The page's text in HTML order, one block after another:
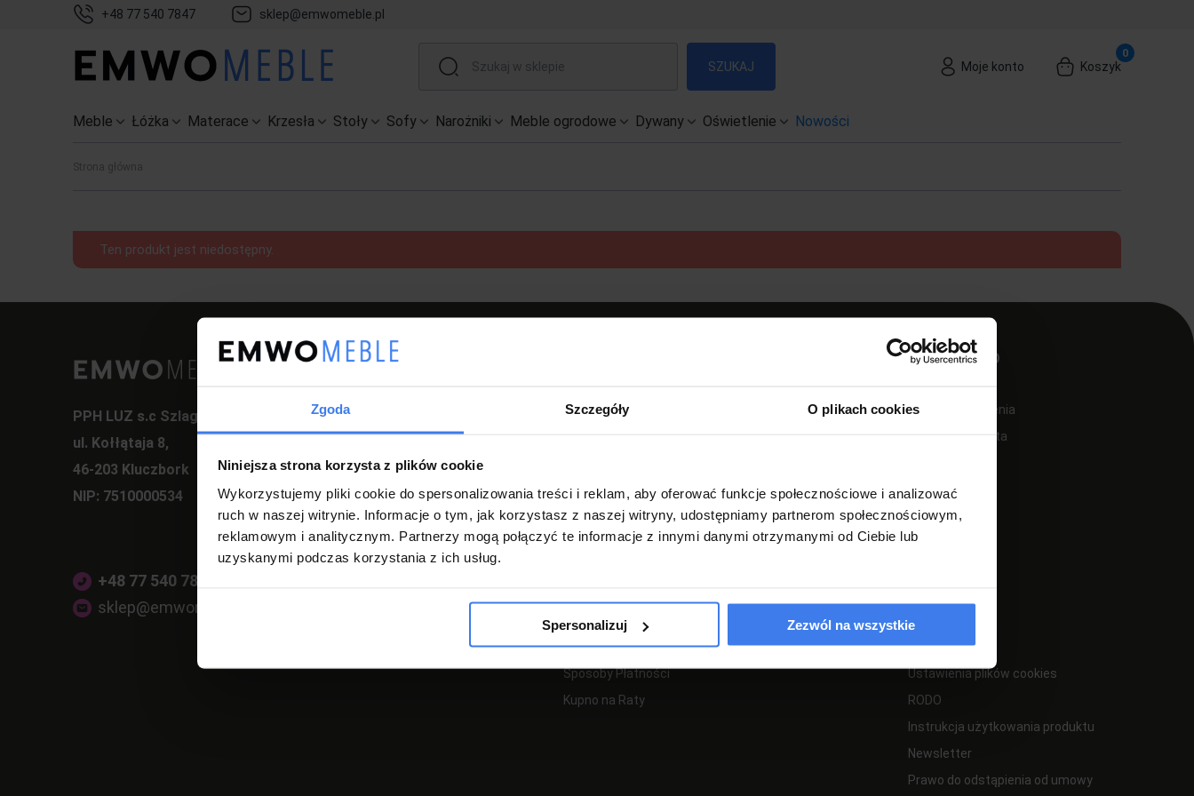
Zgoda Szczegóły O plikach cookies
Niniejsza strona korzysta z plików cookie
Wykorzystujemy pliki cookie do spersonalizowania treści i reklam, aby oferować funkcje społecznościowe i analizować
ruch w naszej witrynie. Informacje o tym, jak korzystasz z naszej witryny, udostępniamy partnerom społecznościowym,
reklamowym i analitycznym. Partnerzy mogą połączyć te informacje z innymi danymi otrzymanymi od Ciebie lub
uzyskanymi podczas korzystania z ich usług.
Spersonalizuj Zezwól na wszystkie
+48 77 540 7847 sklep@emwomeble.pl
SZUKAJ Moje konto Koszyk
Meble Łóżka Materace Krzesła Stoły Sofy Narożniki Meble ogrodowe Dywany Oświetlenie Nowości
Strona główna
Ten produkt jest niedostępny.
PPH LUZ s.c Szlagor Marek Szlagor Wojciech
ul. Kołłątaja 8,
46-203 Kluczbork
NIP: 7510000534
+48 77 540 78 47
sklep@emwomeble.pl
Regulamin
Zwroty i Reklamacje
Polityka Prywatności
MOJE KONTO
Twoje zamówienia
Ustawienia konta
Koszty i sposoby dostawy
Sposoby Płatności
Kupno na Raty
Kontakt
Ustawienia plików cookies
RODO
Instrukcja użytkowania produktu
Newsletter
Prawo do odstąpienia od umowy